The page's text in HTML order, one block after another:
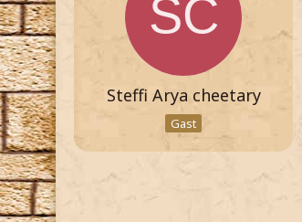
Steffi Arya cheetary
Gast